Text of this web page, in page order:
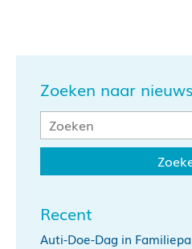
Zoeken naar nieuws
Recent
Auti-Doe-Dag in